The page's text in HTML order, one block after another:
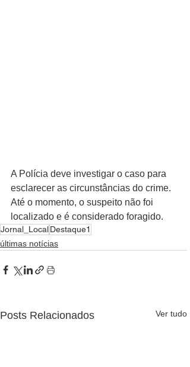
A Polícia deve investigar o caso para
esclarecer as circunstâncias do crime.
Até o momento, o suspeito não foi
localizado e é considerado foragido.
Jornal_LocalDestaque1
últimas notícias
Posts Relacionados Ver tudo